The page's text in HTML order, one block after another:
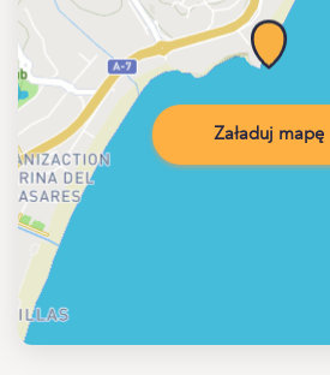
Załaduj mapę